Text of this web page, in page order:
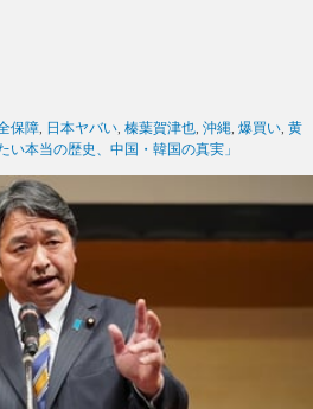
保障 日本ヤバい 榛葉賀津也 沖縄 爆買い 黄
い本当の歴史、中国・韓国の真実」